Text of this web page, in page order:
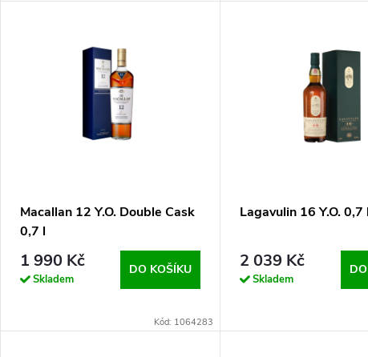
D
Macallan 12 Y.O. Double Cask
0,7 l
1 990 Kč
Skladem
DO KOŠÍKU
Kód: 1064283
Lagavulin 16 Y.O. 0,7
2 039 Kč
Skladem